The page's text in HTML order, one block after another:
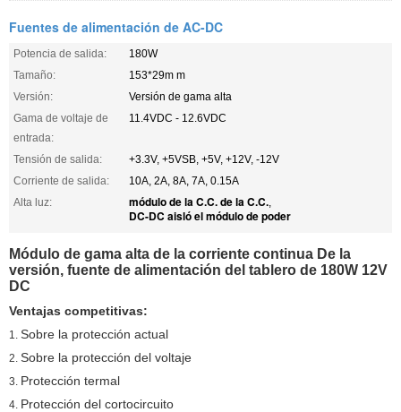
Fuentes de alimentación de AC-DC
Potencia de salida:
180W
Tamaño:
153*29m m
Versión:
Versión de gama alta
Gama de voltaje de
entrada:
11.4VDC - 12.6VDC
Tensión de salida:
+3.3V, +5VSB, +5V, +12V, -12V
Corriente de salida:
10A, 2A, 8A, 7A, 0.15A
Alta luz:
módulo de la C.C. de la C.C.,
DC-DC aisló el módulo de poder
Módulo de gama alta de la corriente continua De la
versión, fuente de alimentación del tablero de 180W 12V
DC
Ventajas competitivas:
1. Sobre la protección actual
2. Sobre la protección del voltaje
3. Protección termal
4. Protección del cortocircuito